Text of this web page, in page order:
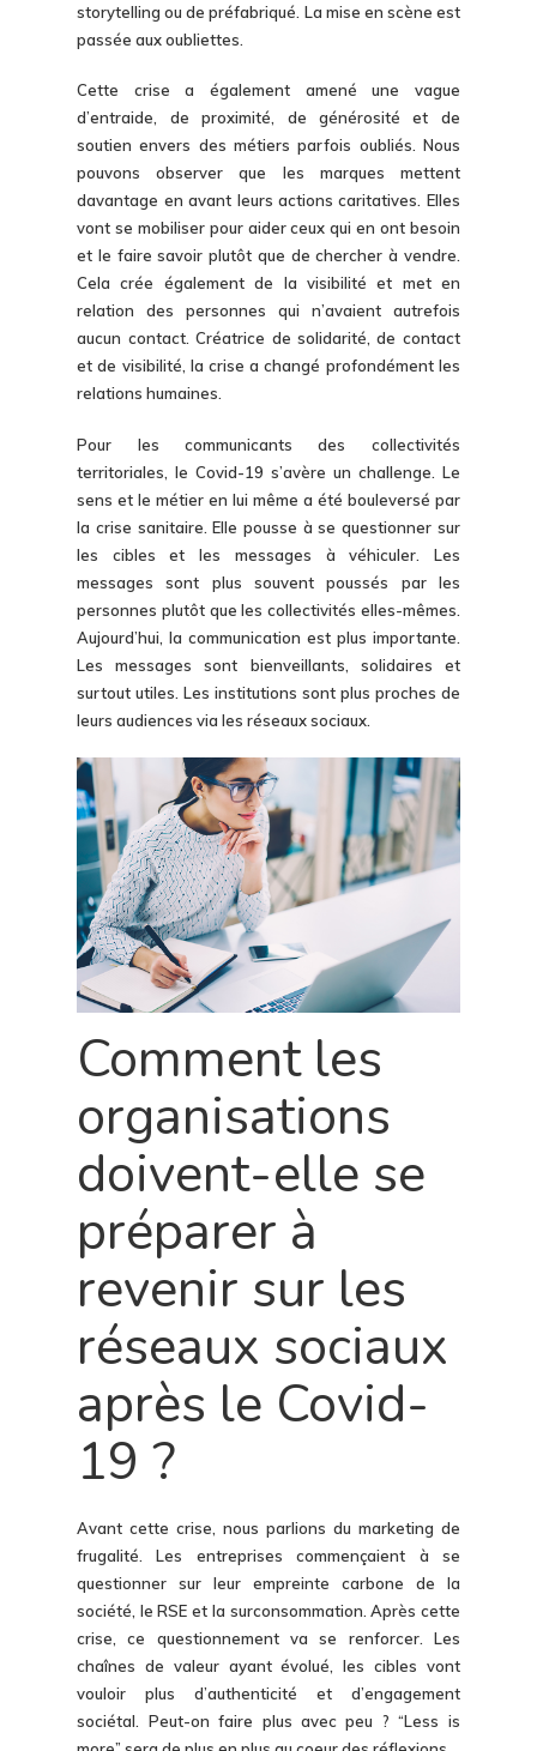
storytelling ou de préfabriqué. La mise en scène est
passée aux oubliettes.
Cette crise a également amené une vague
d’entraide, de proximité, de générosité et de
soutien envers des métiers parfois oubliés. Nous
pouvons observer que les marques mettent
davantage en avant leurs actions caritatives. Elles
vont se mobiliser pour aider ceux qui en ont besoin
et le faire savoir plutôt que de chercher à vendre.
Cela crée également de la visibilité et met en
relation des personnes qui n’avaient autrefois
aucun contact. Créatrice de solidarité, de contact
et de visibilité, la crise a changé profondément les
relations humaines.
Pour les communicants des collectivités
territoriales, le Covid-19 s’avère un challenge. Le
sens et le métier en lui même a été bouleversé par
la crise sanitaire. Elle pousse à se questionner sur
les cibles et les messages à véhiculer. Les
messages sont plus souvent poussés par les
personnes plutôt que les collectivités elles-mêmes.
Aujourd’hui, la communication est plus importante.
Les messages sont bienveillants, solidaires et
surtout utiles. Les institutions sont plus proches de
leurs audiences via les réseaux sociaux.
Comment les
organisations
doivent-elle se
préparer à
revenir sur les
réseaux sociaux
après le Covid-
19 ?
Avant cette crise, nous parlions du marketing de
frugalité. Les entreprises commençaient à se
questionner sur leur empreinte carbone de la
société, le RSE et la surconsommation. Après cette
crise, ce questionnement va se renforcer. Les
chaînes de valeur ayant évolué, les cibles vont
vouloir plus d’authenticité et d’engagement
sociétal. Peut-on faire plus avec peu ? “Less is